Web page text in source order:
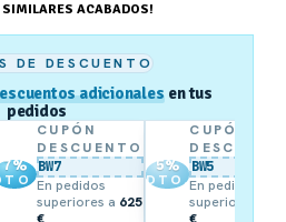
SIMILARES ACABADOS!
DE DESCUENTO
adicionales en tus
pedidos
7%
CUPÓN
DESCUENTO
BW7
En pedidos
superiores a 625
€
5%
DTO.
CUPÓN
BW5
En pedidos
superiores a
€